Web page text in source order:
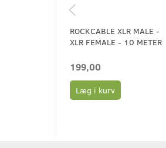
ROCKCABLE XLR MALE -
XLR FEMALE - 10 METER
199,00
Læg i kurv